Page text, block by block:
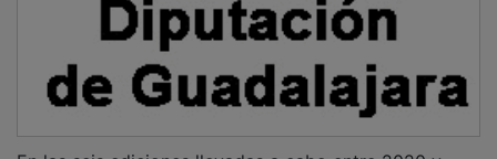
esenciales de su bienestar. Ante esta realidad, los
Bancos de Alimentos desempeñan una labor
imprescindible para garantizar una alimentación digna
a quienes más lo necesitan. Gracias a campañas como
“Ningún hogar sin alimentos” podemos seguir llegando